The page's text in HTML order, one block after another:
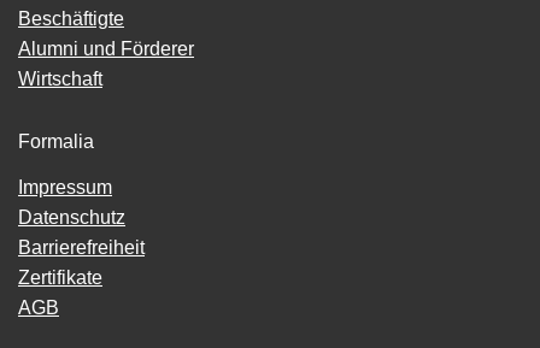
Beschäftigte
Alumni und Förderer
Wirtschaft
Formalia
Impressum
Datenschutz
Barrierefreiheit
Zertifikate
AGB